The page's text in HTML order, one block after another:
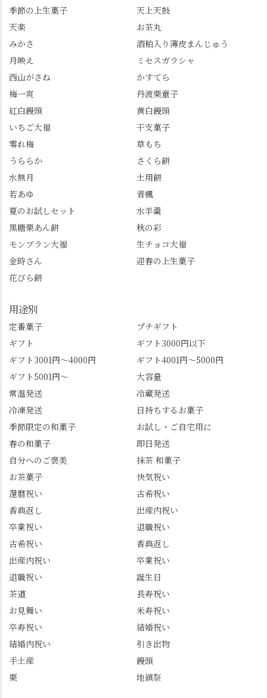
季節の上生菓子
天上天鼓
天楽
お茶丸
みかさ
酒粕入り薄皮まんじゅう
月映え
ミセスガラシャ
西山がさね
かすてら
梅一爽
丹波栗童子
紅白饅頭
黄白饅頭
いちご大福
干支菓子
零れ梅
草もち
うららか
さくら餅
水無月
土用餅
若あゆ
青楓
夏のお試しセット
水羊羹
黒糖栗あん餅
秋の彩
モンブラン大福
生チョコ大福
金時さん
迎春の上生菓子
花びら餅
用途別
定番菓子
プチギフト
ギフト
ギフト3000円以下
ギフト3001円～4000円
ギフト4001円～5000円
ギフト5001円～
大容量
常温発送
冷蔵発送
冷凍発送
日持ちするお菓子
季節限定の和菓子
お試し・ご自宅用に
春の和菓子
即日発送
自分へのご褒美
抹茶 和菓子
お茶菓子
快気祝い
還暦祝い
古希祝い
香典返し
出産内祝い
卒業祝い
退職祝い
古希祝い
香典返し
出産内祝い
卒業祝い
退職祝い
誕生日
茶道
長寿祝い
お見舞い
米寿祝い
卒寿祝い
結婚祝い
結婚内祝い
引き出物
手土産
饅頭
栗
地鎮祭